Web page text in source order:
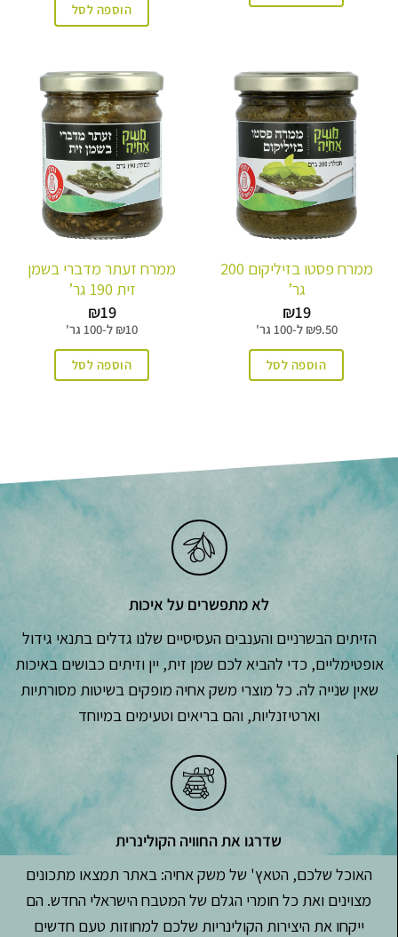
הוספה לסל
ממרח פסטו בזיליקום 200
גר’
₪19
₪9.50 ל-100 גר'
הוספה לסל
ממרח זעתר מדברי בשמן
זית 190 גר’
₪19
₪10 ל-100 גר'
הוספה לסל
לא מתפשרים על איכות
הזיתים הבשרניים והענבים העסיסיים שלנו גדלים בתנאי גידול
אופטימליים, כדי להביא לכם שמן זית, יין וזיתים כבושים באיכות
שאין שנייה לה. כל מוצרי משק אחיה מופקים בשיטות מסורתיות
וארטיזנליות, והם בריאים וטעימים במיוחד
שדרגו את החוויה הקולינרית
האוכל שלכם, הטאץ' של משק אחיה: באתר תמצאו מתכונים
מצוינים ואת כל חומרי הגלם של המטבח הישראלי החדש. הם
ייקחו את היצירות הקולינריות שלכם למחוזות טעם חדשים